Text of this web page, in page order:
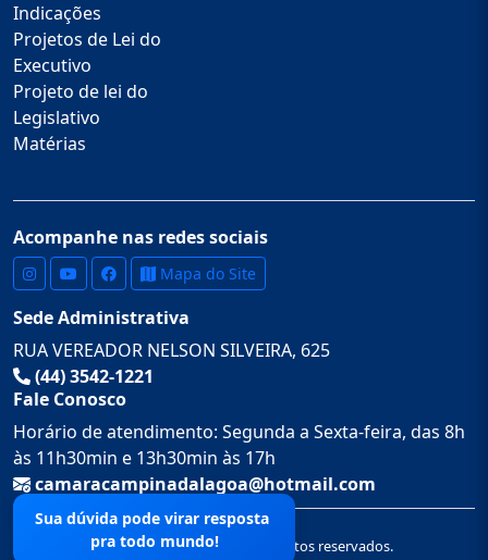
Indicações
Projetos de Lei do
Executivo
Projeto de lei do
Legislativo
Matérias
Acompanhe nas redes sociais
Mapa do Site
Sede Administrativa
RUA VEREADOR NELSON SILVEIRA, 625
(44) 3542-1221
Fale Conosco
Horário de atendimento: Segunda a Sexta-feira, das 8h
às 11h30min e 13h30min às 17h
camaracampinadalagoa@hotmail.com
© 2026 Câmara Municipal de. Todos os direitos reservados.
Sua dúvida pode virar resposta
pra todo mundo!